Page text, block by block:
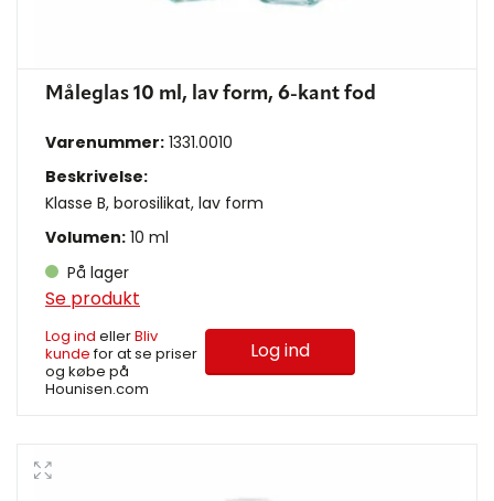
Måleglas 10 ml, lav form, 6-kant fod
Varenummer: 1331.0010
Beskrivelse:
Klasse B, borosilikat, lav form
Volumen: 10 ml
På lager
Se produkt
Log ind ellerBliv
kundefor at se priser
og købe på
Hounisen.com
Log ind